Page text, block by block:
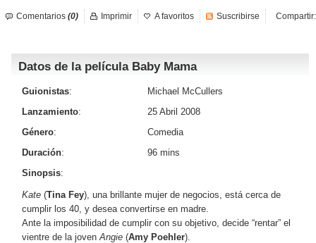
Iniciar sesión
Comentarios (0) Compartir:
Imprimir A favoritos Suscribirse
Datos de la película Baby Mama
Guionistas:
Michael McCullers
Lanzamiento:
25 Abril 2008
Género:
Comedia
Duración:
96 mins
Sinopsis:
Kate (Tina Fey), una brillante mujer de negocios, está cerca de
cumplir los 40, y desea convertirse en madre.
Ante la imposibilidad de cumplir con su objetivo, decide “rentar” el
vientre de la jovenAngie (Amy Poehler).